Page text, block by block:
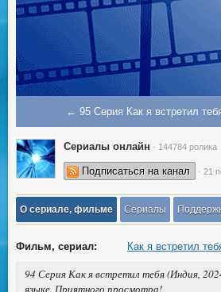
← 95 Серия Как я встретил
Сериалы онлайн · 144784 ролика
Подписаться на канал · 21
О сериале, фильме Сериалы
Фильм, сериал: Как я встретил
94 Серия Как я встретил тебя (Индия,
языке. Приятного просмотра!